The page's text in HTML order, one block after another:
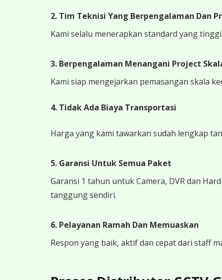
2. Tim Teknisi Yang Berpengalaman Dan
Kami selalu menerapkan standard yang
3. Berpengalaman Menangani Project
Kami siap mengejarkan pemasangan skala
4. Tidak Ada Biaya Transportasi
Harga yang kami tawarkan sudah lengkap
5. Garansi Untuk Semua Paket
Garansi 1 tahun untuk Camera, DVR dan
tanggung sendiri.
6. Pelayanan Ramah Dan Memuaskan
Respon yang baik, aktif dan cepat dari staff